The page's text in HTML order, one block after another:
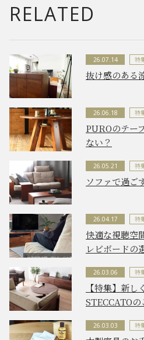
RELATED
26.07.14 特
抜け感のある
26.06.18 特
PUROのテー
ない？
26.05.21 特
ソファで過ご
26.04.17 特
快適な視聴空
レビボードの
26.03.06 特
【特集】新
STECCATOの
26.03.03 特